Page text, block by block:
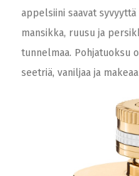
appelsiini saavat syvyyttä
mansikka, ruusu ja
tunnelmaa. Pohjatuoksu
seetriä, vaniljaa ja